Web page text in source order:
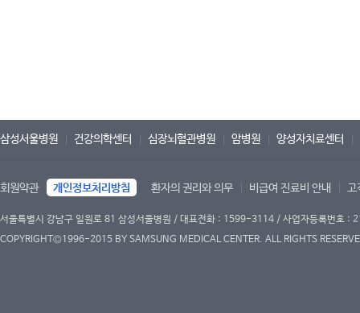
삼성서울병원 건강의학센터 심장뇌혈관병원 암병원 양성자치료센터
회원약관 개인정보처리방침 환자의 권리와 의무 비급여 진료비 안내 고
서울특별시 강남구 일원로 81 삼성서울병원 / 대표전화 : 1599-3114 / 사업자등록번호
COPYRIGHT©1996-2015 BY SAMSUNG MEDICAL CENTER. ALL RIGHTS